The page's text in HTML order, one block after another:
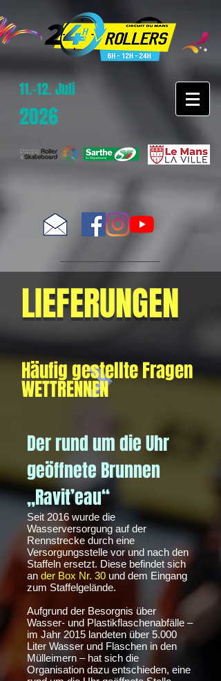
11.-12. Juli
2026
LIEFERUNGEN
Häufig gestellte Fragen
WETTRENNEN
Der rund um die Uhr
geöffnete Brunnen
„Ravit’eau“
Seit 2016 wurde die
Wasserversorgung auf der
Rennstrecke durch eine
Versorgungsstelle vor und nach den
Staffeln ersetzt. Diese befindet sich
an der Box Nr. 30 und dem Eingang
zum Staffelgelände.
Aufgrund der Besorgnis über
Wasser- und Plastikflaschenabfälle –
im Jahr 2015 landeten über 5.000
Liter Wasser und Flaschen in den
Mülleimern – hat sich die
Organisation dazu entschieden, eine